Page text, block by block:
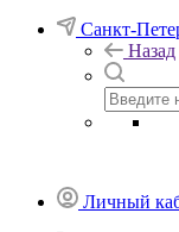
Санкт-
Назад
Личный